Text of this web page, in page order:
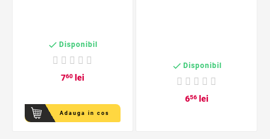
 Disponibil
760lei
Adauga in cos
 Disponibil
656lei